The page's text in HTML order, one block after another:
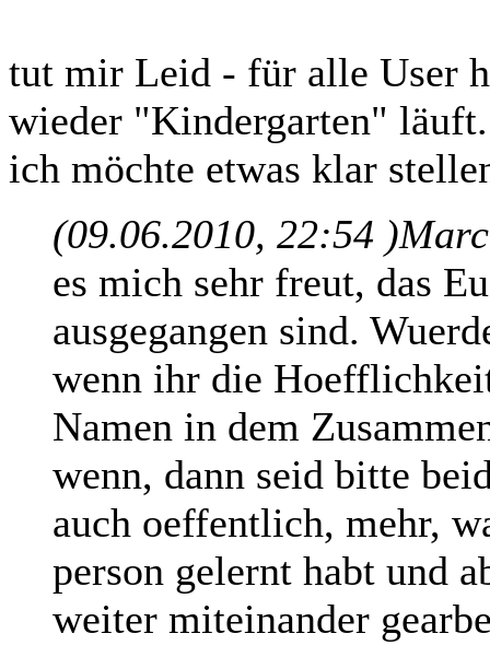
tut mir Leid - für alle User
wieder "Kindergarten"
ich möchte etwas klar
(09.06.2010, 22:54 )
es mich sehr freut, das
ausgegangen sind.
wenn ihr die
Namen in dem
wenn, dann seid bitte
auch oeffentlich, mehr,
person gelernt habt und
weiter miteinander